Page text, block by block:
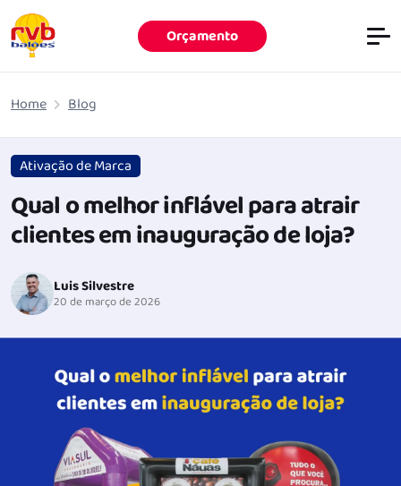
Orçamento
Home Blog
Ativação de Marca
Qual o melhor inflável para atrair
clientes em inauguração de loja?
Luis Silvestre
20 de março de 2026